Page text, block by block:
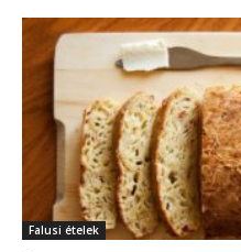
Falusi ételek